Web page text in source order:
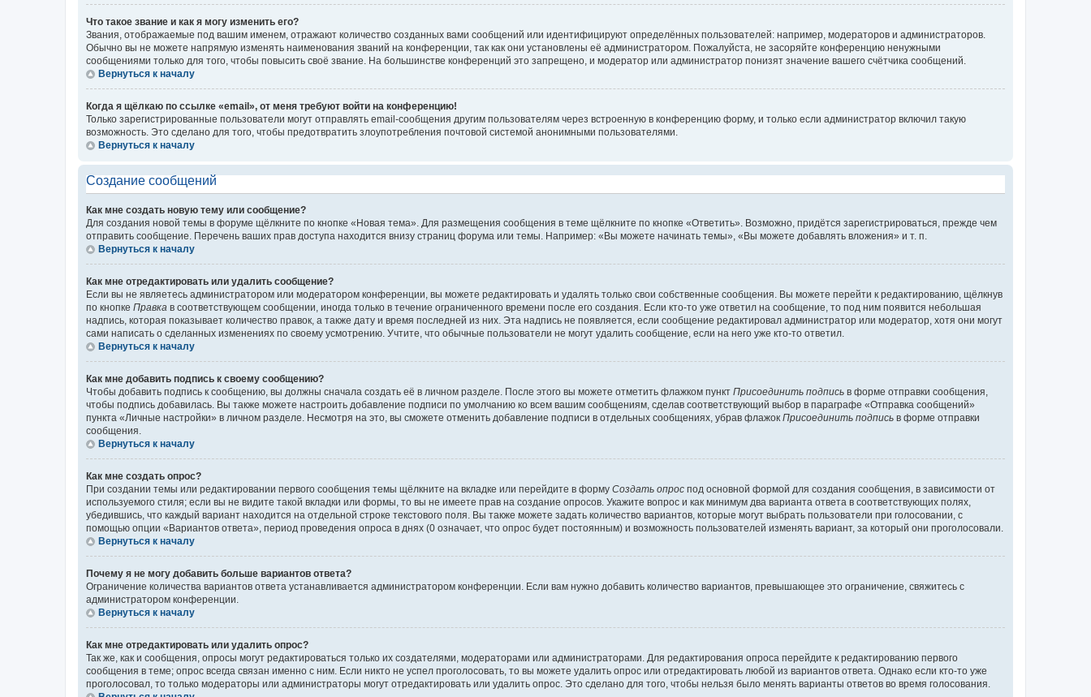
Что такое звание и как я могу изменить его?
Звания, отображаемые под вашим именем, отражают количество созданных вами сообщений или идентифицируют определённых пользователей: например, модераторов и администраторов.
Обычно вы не можете напрямую изменять наименования званий на конференции, так как они установлены её администратором. Пожалуйста, не засоряйте конференцию ненужными
сообщениями только для того, чтобы повысить своё звание. На большинстве конференций это запрещено, и модератор или администратор понизят значение вашего счётчика сообщений.
Вернуться к началу
Когда я щёлкаю по ссылке «email», от меня требуют войти на конференцию!
Только зарегистрированные пользователи могут отправлять email-сообщения другим пользователям через встроенную в конференцию форму, и только если администратор включил такую
возможность. Это сделано для того, чтобы предотвратить злоупотребления почтовой системой анонимными пользователями.
Вернуться к началу
Создание сообщений
Как мне создать новую тему или сообщение?
Для создания новой темы в форуме щёлкните по кнопке «Новая тема». Для размещения сообщения в теме щёлкните по кнопке «Ответить». Возможно, придётся зарегистрироваться, прежде чем
отправить сообщение. Перечень ваших прав доступа находится внизу страниц форума или темы. Например: «Вы можете начинать темы», «Вы можете добавлять вложения» и т. п.
Вернуться к началу
Как мне отредактировать или удалить сообщение?
Если вы не являетесь администратором или модератором конференции, вы можете редактировать и удалять только свои собственные сообщения. Вы можете перейти к редактированию, щёлкнув
по кнопке Правка в соответствующем сообщении, иногда только в течение ограниченного времени после его создания. Если кто-то уже ответил на сообщение, то под ним появится небольшая
надпись, которая показывает количество правок, а также дату и время последней из них. Эта надпись не появляется, если сообщение редактировал администратор или модератор, хотя они могут
сами написать о сделанных изменениях по своему усмотрению. Учтите, что обычные пользователи не могут удалить сообщение, если на него уже кто-то ответил.
Вернуться к началу
Как мне добавить подпись к своему сообщению?
Чтобы добавить подпись к сообщению, вы должны сначала создать её в личном разделе. После этого вы можете отметить флажком пункт Присоединить подпись в форме отправки сообщения,
чтобы подпись добавилась. Вы также можете настроить добавление подписи по умолчанию ко всем вашим сообщениям, сделав соответствующий выбор в параграфе «Отправка сообщений»
пункта «Личные настройки» в личном разделе. Несмотря на это, вы сможете отменить добавление подписи в отдельных сообщениях, убрав флажок Присоединить подпись в форме отправки
сообщения.
Вернуться к началу
Как мне создать опрос?
При создании темы или редактировании первого сообщения темы щёлкните на вкладке или перейдите в форму Создать опрос под основной формой для создания сообщения, в зависимости от
используемого стиля; если вы не видите такой вкладки или формы, то вы не имеете прав на создание опросов. Укажите вопрос и как минимум два варианта ответа в соответствующих полях,
убедившись, что каждый вариант находится на отдельной строке текстового поля. Вы также можете задать количество вариантов, которые могут выбрать пользователи при голосовании, с
помощью опции «Вариантов ответа», период проведения опроса в днях (0 означает, что опрос будет постоянным) и возможность пользователей изменять вариант, за который они проголосовали.
Вернуться к началу
Почему я не могу добавить больше вариантов ответа?
Ограничение количества вариантов ответа устанавливается администратором конференции. Если вам нужно добавить количество вариантов, превышающее это ограничение, свяжитесь с
администратором конференции.
Вернуться к началу
Как мне отредактировать или удалить опрос?
Так же, как и сообщения, опросы могут редактироваться только их создателями, модераторами или администраторами. Для редактирования опроса перейдите к редактированию первого
сообщения в теме; опрос всегда связан именно с ним. Если никто не успел проголосовать, то вы можете удалить опрос или отредактировать любой из вариантов ответа. Однако если кто-то уже
проголосовал, то только модераторы или администраторы могут отредактировать или удалить опрос. Это сделано для того, чтобы нельзя было менять варианты ответов во время голосования.